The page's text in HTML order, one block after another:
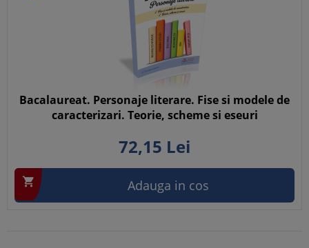
Bacalaureat. Personaje literare. Fise si modele de
caracterizari. Teorie, scheme si eseuri
72,15 Lei
 Adauga in cos